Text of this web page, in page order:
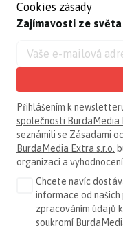
Cookies zásady
Zajímavosti ze
Přihlášením k
společnosti BurdaMedia
seznámili se Zásadami
BurdaMedia Extra s.r.o.
organizaci a
Chcete navíc
informace od
zpracováním údajů
soukromí